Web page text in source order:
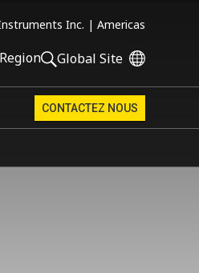
Inc. | Americas
Global Site
CONTACTEZ NOUS